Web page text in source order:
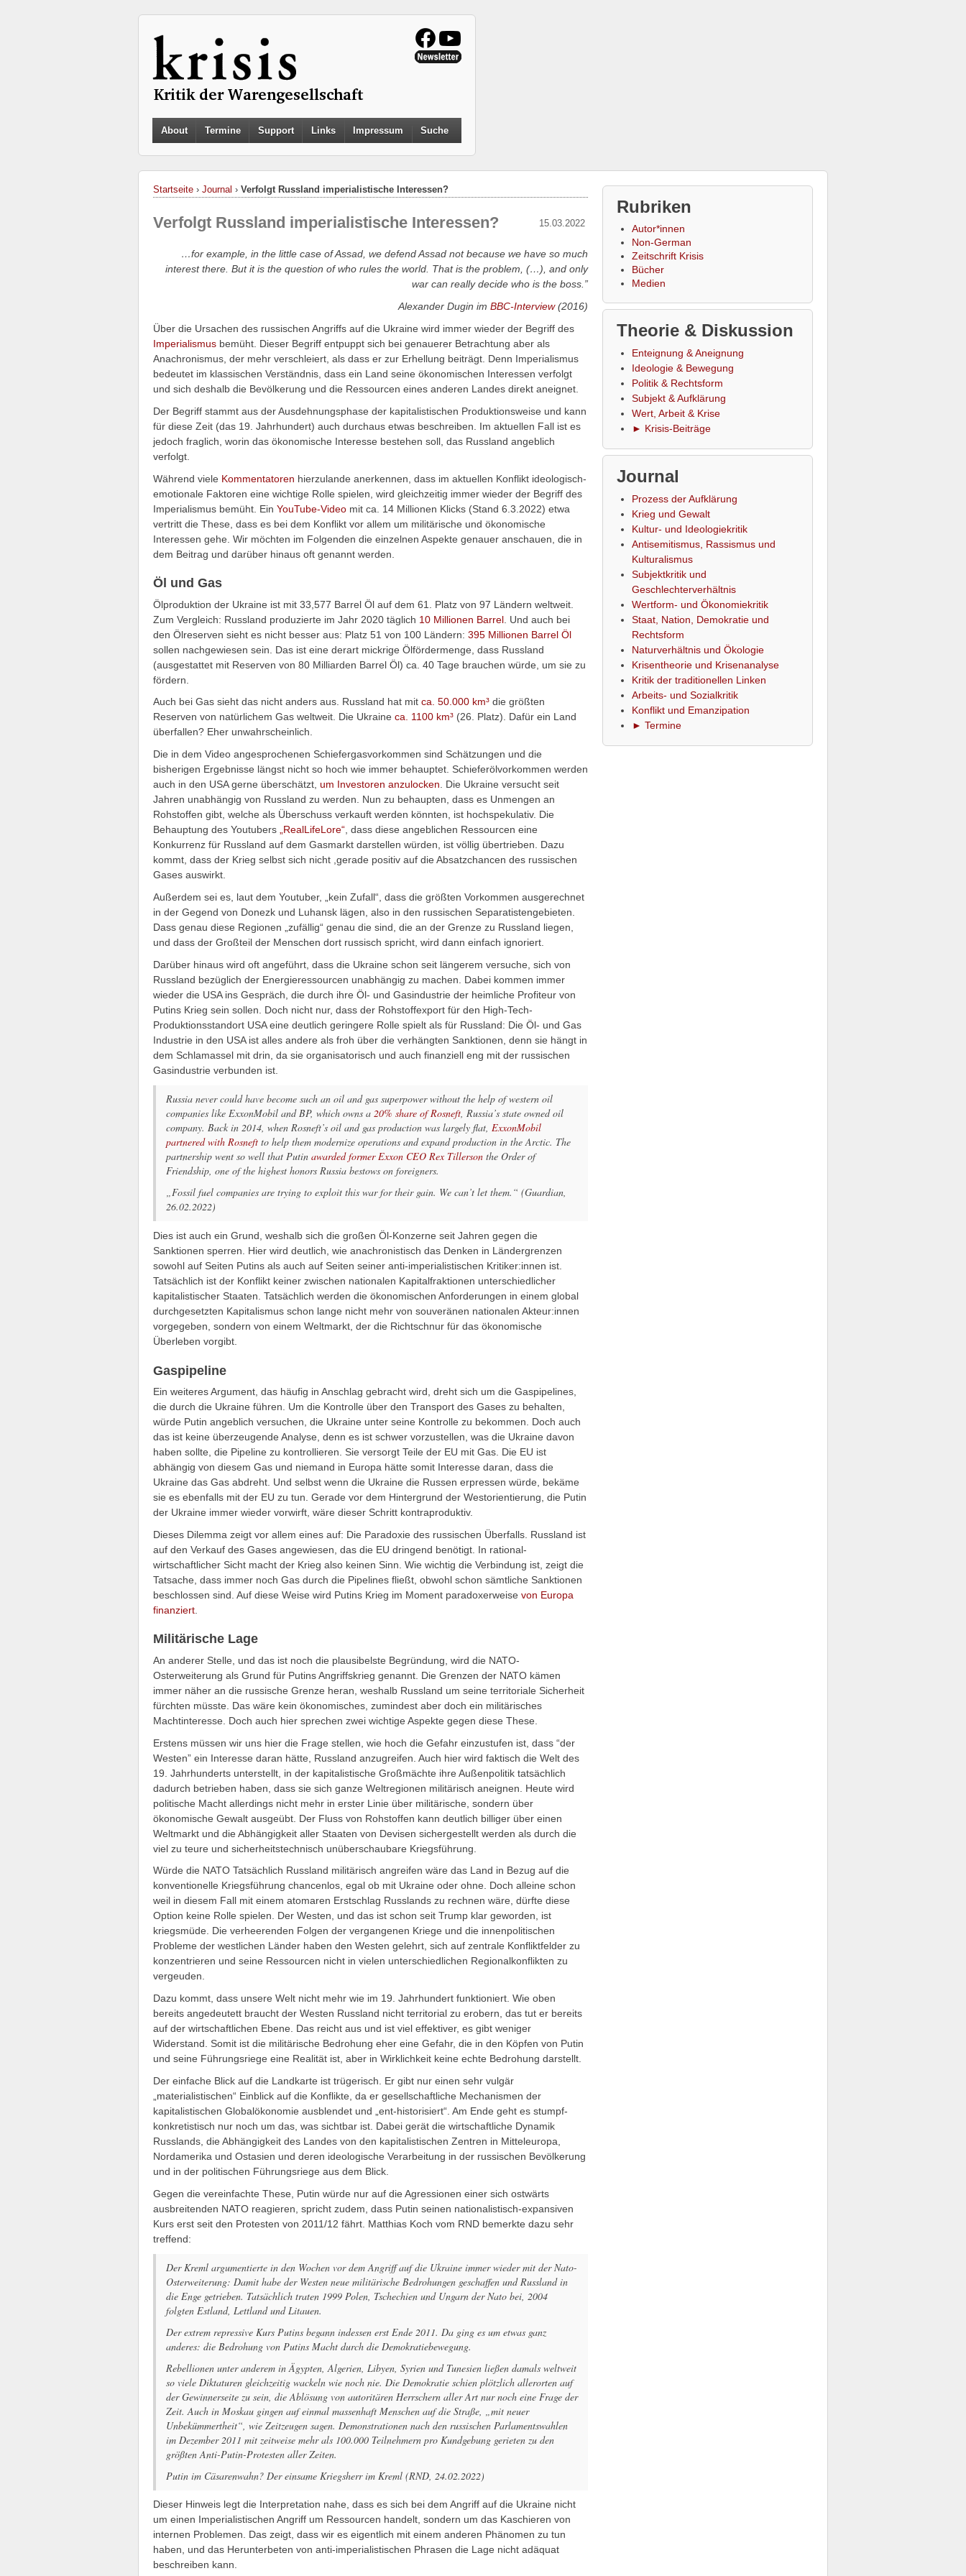
About Termine Support Links Impressum Suche
Startseite › Journal › Verfolgt Russland imperialistische Interessen?
15.03.2022
Verfolgt Russland imperialistische Interessen?
…for example, in the little case of Assad, we defend Assad not because we have so much
interest there. But it is the question of who rules the world. That is the problem, (…), and only
war can really decide who is the boss.”
Alexander Dugin imBBC-Interview(2016)
Über die Ursachen des russischen Angriffs auf die Ukraine wird immer wieder der Begriff des
Imperialismus bemüht. Dieser Begriff entpuppt sich bei genauerer Betrachtung aber als
Anachronismus, der mehr verschleiert, als dass er zur Erhellung beiträgt. Denn Imperialismus
bedeutet im klassischen Verständnis, dass ein Land seine ökonomischen Interessen verfolgt
und sich deshalb die Bevölkerung und die Ressourcen eines anderen Landes direkt aneignet.
Der Begriff stammt aus der Ausdehnungsphase der kapitalistischen Produktionsweise und kann
für diese Zeit (das 19. Jahrhundert) auch durchaus etwas beschreiben. Im aktuellen Fall ist es
jedoch fraglich, worin das ökonomische Interesse bestehen soll, das Russland angeblich
verfolgt.
Während viele Kommentatoren hierzulande anerkennen, dass im aktuellen Konflikt ideologisch-
emotionale Faktoren eine wichtige Rolle spielen, wird gleichzeitig immer wieder der Begriff des
Imperialismus bemüht. Ein YouTube-Video mit ca. 14 Millionen Klicks (Stand 6.3.2022) etwa
vertritt die These, dass es bei dem Konflikt vor allem um militärische und ökonomische
Interessen gehe. Wir möchten im Folgenden die einzelnen Aspekte genauer anschauen, die in
dem Beitrag und darüber hinaus oft genannt werden.
Öl und Gas
Ölproduktion der Ukraine ist mit 33,577 Barrel Öl auf dem 61. Platz von 97 Ländern weltweit.
Zum Vergleich: Russland produzierte im Jahr 2020 täglich 10 Millionen Barrel . Und auch bei
den Ölreserven sieht es nicht besser aus: Platz 51 von 100 Ländern: 395 Millionen Barrel Öl
sollen nachgewiesen sein. Das ist eine derart mickrige Ölfördermenge, dass Russland
(ausgestattet mit Reserven von 80 Milliarden Barrel Öl) ca. 40 Tage brauchen würde, um sie zu
fördern.
Auch bei Gas sieht das nicht anders aus. Russland hat mit ca. 50.000 km³ die größten
Reserven von natürlichem Gas weltweit. Die Ukraine ca. 1100 km³ (26. Platz). Dafür ein Land
überfallen? Eher unwahrscheinlich.
Die in dem Video angesprochenen Schiefergasvorkommen sind Schätzungen und die
bisherigen Ergebnisse längst nicht so hoch wie immer behauptet. Schieferölvorkommen werden
auch in den USA gerne überschätzt, um Investoren anzulocken. Die Ukraine versucht seit
Jahren unabhängig von Russland zu werden. Nun zu behaupten, dass es Unmengen an
Rohstoffen gibt, welche als Überschuss verkauft werden könnten, ist hochspekulativ. Die
Behauptung des Youtubers „RealLifeLore“, dass diese angeblichen Ressourcen eine
Konkurrenz für Russland auf dem Gasmarkt darstellen würden, ist völlig übertrieben. Dazu
kommt, dass der Krieg selbst sich nicht ,gerade positiv auf die Absatzchancen des russischen
Gases auswirkt.
Außerdem sei es, laut dem Youtuber, „kein Zufall“, dass die größten Vorkommen ausgerechnet
in der Gegend von Donezk und Luhansk lägen, also in den russischen Separatistengebieten.
Dass genau diese Regionen „zufällig“ genau die sind, die an der Grenze zu Russland liegen,
und dass der Großteil der Menschen dort russisch spricht, wird dann einfach ignoriert.
Darüber hinaus wird oft angeführt, dass die Ukraine schon seit längerem versuche, sich von
Russland bezüglich der Energieressourcen unabhängig zu machen. Dabei kommen immer
wieder die USA ins Gespräch, die durch ihre Öl- und Gasindustrie der heimliche Profiteur von
Putins Krieg sein sollen. Doch nicht nur, dass der Rohstoffexport für den High-Tech-
Produktionsstandort USA eine deutlich geringere Rolle spielt als für Russland: Die Öl- und Gas
Industrie in den USA ist alles andere als froh über die verhängten Sanktionen, denn sie hängt in
dem Schlamassel mit drin, da sie organisatorisch und auch finanziell eng mit der russischen
Gasindustrie verbunden ist.
Russia never could have become such an oil and gas superpower without the help of western oil
companies like ExxonMobil and BP, which owns a 20% share of Rosneft, Russia’s state owned oil
company. Back in 2014, when Rosneft’s oil and gas production was largely flat, ExxonMobil
partnered with Rosneft to help them modernize operations and expand production in the Arctic. The
partnership went so well that Putin awarded former Exxon CEO Rex Tillerson the Order of
Friendship, one of the highest honors Russia bestows on foreigners.
„Fossil fuel companies are trying to exploit this war for their gain. We can’t let them.“ (Guardian,
26.02.2022)
Dies ist auch ein Grund, weshalb sich die großen Öl-Konzerne seit Jahren gegen die
Sanktionen sperren. Hier wird deutlich, wie anachronistisch das Denken in Ländergrenzen
sowohl auf Seiten Putins als auch auf Seiten seiner anti-imperialistischen Kritiker:innen ist.
Tatsächlich ist der Konflikt keiner zwischen nationalen Kapitalfraktionen unterschiedlicher
kapitalistischer Staaten. Tatsächlich werden die ökonomischen Anforderungen in einem global
durchgesetzten Kapitalismus schon lange nicht mehr von souveränen nationalen Akteur:innen
vorgegeben, sondern von einem Weltmarkt, der die Richtschnur für das ökonomische
Überleben vorgibt.
Gaspipeline
Ein weiteres Argument, das häufig in Anschlag gebracht wird, dreht sich um die Gaspipelines,
die durch die Ukraine führen. Um die Kontrolle über den Transport des Gases zu behalten,
würde Putin angeblich versuchen, die Ukraine unter seine Kontrolle zu bekommen. Doch auch
das ist keine überzeugende Analyse, denn es ist schwer vorzustellen, was die Ukraine davon
haben sollte, die Pipeline zu kontrollieren. Sie versorgt Teile der EU mit Gas. Die EU ist
abhängig von diesem Gas und niemand in Europa hätte somit Interesse daran, dass die
Ukraine das Gas abdreht. Und selbst wenn die Ukraine die Russen erpressen würde, bekäme
sie es ebenfalls mit der EU zu tun. Gerade vor dem Hintergrund der Westorientierung, die Putin
der Ukraine immer wieder vorwirft, wäre dieser Schritt kontraproduktiv.
Dieses Dilemma zeigt vor allem eines auf: Die Paradoxie des russischen Überfalls. Russland ist
auf den Verkauf des Gases angewiesen, das die EU dringend benötigt. In rational-
wirtschaftlicher Sicht macht der Krieg also keinen Sinn. Wie wichtig die Verbindung ist, zeigt die
Tatsache, dass immer noch Gas durch die Pipelines fließt, obwohl schon sämtliche Sanktionen
beschlossen sind. Auf diese Weise wird Putins Krieg im Moment paradoxerweise von Europa
finanziert
Militärische Lage
An anderer Stelle, und das ist noch die plausibelste Begründung, wird die NATO-
Osterweiterung als Grund für Putins Angriffskrieg genannt. Die Grenzen der NATO kämen
immer näher an die russische Grenze heran, weshalb Russland um seine territoriale Sicherheit
fürchten müsste. Das wäre kein ökonomisches, zumindest aber doch ein militärisches
Machtinteresse. Doch auch hier sprechen zwei wichtige Aspekte gegen diese These.
Erstens müssen wir uns hier die Frage stellen, wie hoch die Gefahr einzustufen ist, dass “der
Westen” ein Interesse daran hätte, Russland anzugreifen. Auch hier wird faktisch die Welt des
19. Jahrhunderts unterstellt, in der kapitalistische Großmächte ihre Außenpolitik tatsächlich
dadurch betrieben haben, dass sie sich ganze Weltregionen militärisch aneignen. Heute wird
politische Macht allerdings nicht mehr in erster Linie über militärische, sondern über
ökonomische Gewalt ausgeübt. Der Fluss von Rohstoffen kann deutlich billiger über einen
Weltmarkt und die Abhängigkeit aller Staaten von Devisen sichergestellt werden als durch die
viel zu teure und sicherheitstechnisch unüberschaubare Kriegsführung.
Würde die NATO Tatsächlich Russland militärisch angreifen wäre das Land in Bezug auf die
konventionelle Kriegsführung chancenlos, egal ob mit Ukraine oder ohne. Doch alleine schon
weil in diesem Fall mit einem atomaren Erstschlag Russlands zu rechnen wäre, dürfte diese
Option keine Rolle spielen. Der Westen, und das ist schon seit Trump klar geworden, ist
kriegsmüde. Die verheerenden Folgen der vergangenen Kriege und die innenpolitischen
Probleme der westlichen Länder haben den Westen gelehrt, sich auf zentrale Konfliktfelder zu
konzentrieren und seine Ressourcen nicht in vielen unterschiedlichen Regionalkonflikten zu
vergeuden.
Dazu kommt, dass unsere Welt nicht mehr wie im 19. Jahrhundert funktioniert. Wie oben
bereits angedeutett braucht der Westen Russland nicht territorial zu erobern, das tut er bereits
auf der wirtschaftlichen Ebene. Das reicht aus und ist viel effektiver, es gibt weniger
Widerstand. Somit ist die militärische Bedrohung eher eine Gefahr, die in den Köpfen von Putin
und seine Führungsriege eine Realität ist, aber in Wirklichkeit keine echte Bedrohung darstellt.
Der einfache Blick auf die Landkarte ist trügerisch. Er gibt nur einen sehr vulgär
„materialistischen“ Einblick auf die Konflikte, da er gesellschaftliche Mechanismen der
kapitalistischen Globalökonomie ausblendet und „ent-historisiert“. Am Ende geht es stumpf-
konkretistisch nur noch um das, was sichtbar ist. Dabei gerät die wirtschaftliche Dynamik
Russlands, die Abhängigkeit des Landes von den kapitalistischen Zentren in Mitteleuropa,
Nordamerika und Ostasien und deren ideologische Verarbeitung in der russischen Bevölkerung
und in der politischen Führungsriege aus dem Blick.
Gegen die vereinfachte These, Putin würde nur auf die Agressionen einer sich ostwärts
ausbreitenden NATO reagieren, spricht zudem, dass Putin seinen nationalistisch-expansiven
Kurs erst seit den Protesten von 2011/12 fährt. Matthias Koch vom RND bemerkte dazu sehr
treffend:
Der Kreml argumentierte in den Wochen vor dem Angriff auf die Ukraine immer wieder mit der Nato-
Osterweiterung: Damit habe der Westen neue militärische Bedrohungen geschaffen und Russland in
die Enge getrieben. Tatsächlich traten 1999 Polen, Tschechien und Ungarn der Nato bei, 2004
folgten Estland, Lettland und Litauen.
Der extrem repressive Kurs Putins begann indessen erst Ende 2011. Da ging es um etwas ganz
anderes: die Bedrohung von Putins Macht durch die Demokratiebewegung.
Rebellionen unter anderem in Ägypten, Algerien, Libyen, Syrien und Tunesien ließen damals weltweit
so viele Diktaturen gleichzeitig wackeln wie noch nie. Die Demokratie schien plötzlich allerorten auf
der Gewinnerseite zu sein, die Ablösung von autoritären Herrschern aller Art nur noch eine Frage der
Zeit. Auch in Moskau gingen auf einmal massenhaft Menschen auf die Straße, „mit neuer
Unbekümmertheit“, wie Zeitzeugen sagen. Demonstrationen nach den russischen Parlamentswahlen
im Dezember 2011 mit zeitweise mehr als 100.000 Teilnehmern pro Kundgebung gerieten zu den
größten Anti-Putin-Protesten aller Zeiten.
Putin im Cäsarenwahn? Der einsame Kriegsherr im Kreml (RND, 24.02.2022)
Dieser Hinweis legt die Interpretation nahe, dass es sich bei dem Angriff auf die Ukraine nicht
um einen Imperialistischen Angriff um Ressourcen handelt, sondern um das Kaschieren von
internen Problemen. Das zeigt, dass wir es eigentlich mit einem anderen Phänomen zu tun
haben, und das Herunterbeten von anti-imperialistischen Phrasen die Lage nicht adäquat
beschreiben kann.
Rubriken
Autor*innen
Non-German
Zeitschrift Krisis
Bücher
Medien
Theorie & Diskussion
Enteignung & Aneignung
Ideologie & Bewegung
Politik & Rechtsform
Subjekt & Aufklärung
Wert, Arbeit & Krise
► Krisis-Beiträge
Journal
Prozess der Aufklärung
Krieg und Gewalt
Kultur- und Ideologiekritik
Antisemitismus, Rassismus und
Kulturalismus
Subjektkritik und
Geschlechterverhältnis
Wertform- und Ökonomiekritik
Staat, Nation, Demokratie und
Rechtsform
Naturverhältnis und Ökologie
Krisentheorie und Krisenanalyse
Kritik der traditionellen Linken
Arbeits- und Sozialkritik
Konflikt und Emanzipation
► Termine